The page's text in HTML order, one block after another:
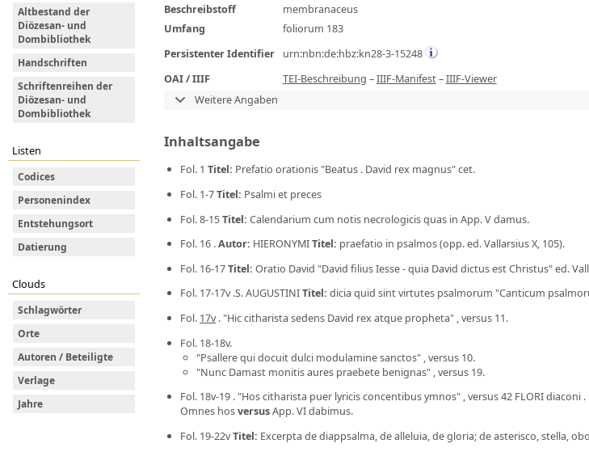
Altbestand der
Diözesan- und
Dombibliothek
Handschriften
Schriftenreihen der
Diözesan- und
Dombibliothek
Listen
Codices
Personenindex
Entstehungsort
Datierung
Clouds
Schlagwörter
Orte
Autoren / Beteiligte
Verlage
Jahre
Beschreibstoff
membranaceus
Umfang
foliorum 183
Persistenter Identifier
urn:nbn:de:hbz:kn28-3-15248
OAI / IIIF
TEI-Beschreibung –IIIF-Manifest–IIIF-Viewer
Weitere Angaben
Inhaltsangabe
Fol. 1 Titel: Prefatio orationis "Beatus . David rex magnus" cet.
Fol. 1-7Titel: Psalmi et preces
Fol. 8-15Titel: Calendarium cum notis necrologicis quas in App. V damus.
Fol. 16 .Autor: HIERONYMITitel: praefatio in psalmos (opp. ed. Vallarsius X, 105).
Fol. 16-17Titel: Oratio David "David filius Iesse - quia David dictus est Christus" ed.
Fol. 17-17v .S. AUGUSTINITitel: dicia quid sint virtutes psalmorum "Canticum
Fol. 17v. "Hic citharista sedens David rex atque propheta" , versus 11.
Fol. 18-18v.
"Psallere qui docuit dulci modulamine sanctos" , versus 10.
"Nunc Damast monitis aures praebete benignas" , versus 19.
Fol. 18v-19 . "Hos citharista puer lyricis concentibus ymnos" , versus 42 FLORI diaconi .
Omnes hosversusApp. VI dabimus.
Fol. 19-22vTitel: Excerpta de diappsalma, de alleluia, de gloria; de asterisco, stella,